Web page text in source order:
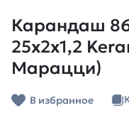
Карандаш
25x2x1,2
Марацци)
В избранное